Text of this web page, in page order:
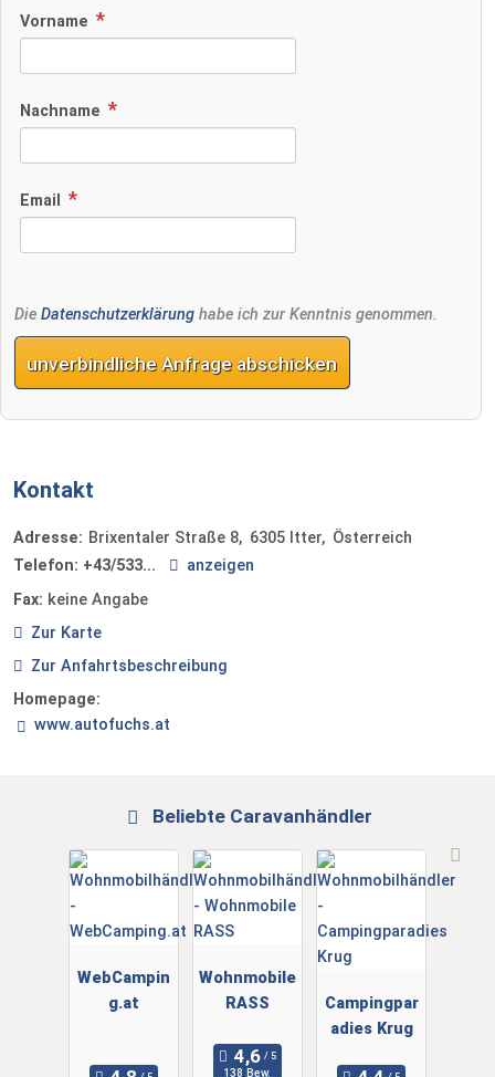
Vorname
Nachname
Email
Die Datenschutzerklärung habe ich zur Kenntnis genommen.
unverbindliche Anfrage abschicken
Kontakt
Adresse: Brixentaler Straße 8 6305 Itter
Österreich
Telefon: +43/533...
anzeigen
Fax: keine Angabe
Zur Karte
Zur Anfahrtsbeschreibung
Homepage:
www.autofuchs.at
Beliebte Caravanhändler
WebCampin
g.at
Wohnmobile
RASS
138 Bew.
Campingpar
adies Krug